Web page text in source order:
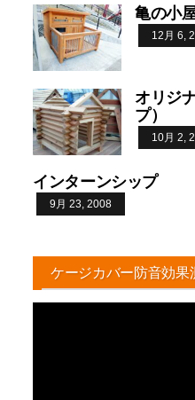
亀の小
12月 6,
オリジ
プ）
10月 2,
インターンシップ
9月 23, 2008
ケージカバー防音効果